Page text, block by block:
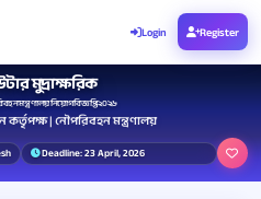
Login Register
মুদ্রাক্ষরিক
মন্ত্রণালয় নিয়োগ বিজ্ঞপ্তি ২০২৬
| নৌপরিবহন মন্ত্রণালয়
Deadline: 23 April, 2026